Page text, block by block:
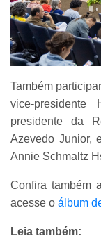
Também
vice-
presidente da
Azevedo Junior,
Annie Schmaltz
Confira também
acesse o álbum
Leia também: